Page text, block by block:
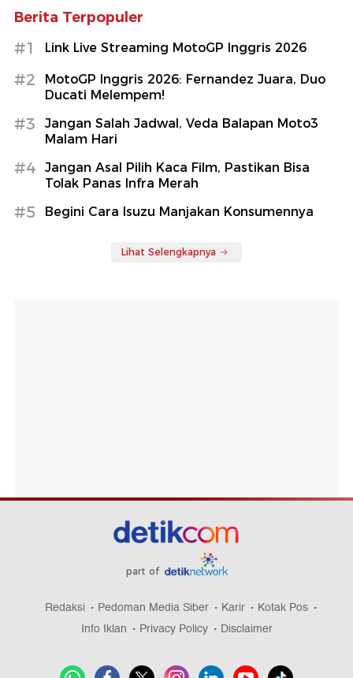
Berita Terpopuler
#1 Link Live Streaming MotoGP Inggris 2026
#2
MotoGP Inggris 2026: Fernandez Juara, Duo
Ducati Melempem!
#3
Jangan Salah Jadwal, Veda Balapan Moto3
Malam Hari
#4
Jangan Asal Pilih Kaca Film, Pastikan Bisa
Tolak Panas Infra Merah
#5 Begini Cara Isuzu Manjakan Konsumennya
Lihat Selengkapnya
part of
Redaksi Pedoman Media Siber Karir
Kotak Pos
Info Iklan
Privacy Policy Disclaimer